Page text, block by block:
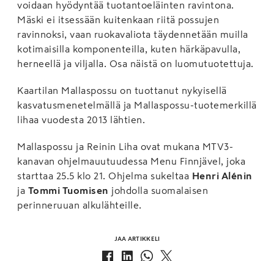
voidaan hyödyntää tuotantoeläinten ravintona.
Mäski ei itsessään kuitenkaan riitä possujen
ravinnoksi, vaan ruokavaliota täydennetään muilla
kotimaisilla komponenteilla, kuten härkäpavulla,
herneellä ja viljalla. Osa näistä on luomutuotettuja.
Kaartilan Mallaspossu on tuottanut nykyisellä
kasvatusmenetelmällä ja Mallaspossu-tuotemerkillä
lihaa vuodesta 2013 lähtien.
Mallaspossu ja Reinin Liha ovat mukana MTV3-
kanavan ohjelmauutuudessa Menu Finnjävel, joka
starttaa 25.5 klo 21. Ohjelma sukeltaa Henri Alénin
ja Tommi Tuomisen johdolla suomalaisen
perinneruuan alkulähteille.
JAA ARTIKKELI